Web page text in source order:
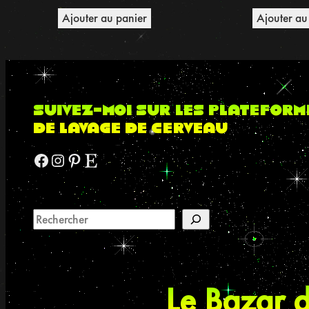
Ajouter au panier
Ajouter
suivez-moi sur les
de lavage de cerveau
Facebook InstagramPinterest Etsy
Le Bazar